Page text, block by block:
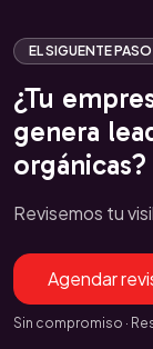
EL SIGUENTE PASO
¿Tu
genera
orgánicas?
Revisemos tu
Agendar
Sin compromiso ·